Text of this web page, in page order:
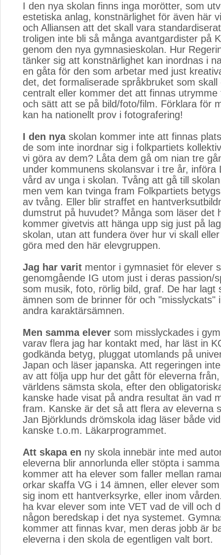
I den nya skolan finns inga morötter, som
estetiska anlag, konstnärlighet för även här
och Alliansen att det skall vara
troligen inte bli så många avantgardister på
genom den nya gymnasieskolan. Hur
tänker sig att konstnärlighet kan inordnas i
en gåta för den som arbetar med just
det, det formaliserade språkbruket som skall
centralt eller kommer det att finnas utrymme
och sätt att se på bild/foto/film. Förklara för
kan ha nationellt prov i fotografering!
I den nyaskolan kommer inte att finnas
de som inte inordnar sig i folkpartiets
vi göra av dem? Låta dem gå om nian tre
under kommunens skolansvar i tre år, införa
vård av unga i skolan. Tvång att gå till
men vem kan tvinga fram Folkpartiets
av tvång. Eller blir straffet en
dumstrut på huvudet? Många som läser det
kommer givetvis att hänga upp sig just på
skolan, utan att fundera över hur vi skall
göra med den här elevgruppen.
Jag har varit mentor i gymnasiet för elever
genomgående IG utom just i deras passion/
som musik, foto, rörlig bild, graf. De har lagt
ämnen som de brinner för och "misslyckats"
andra karaktärsämnen.
Men samma elever som misslyckades i
varav flera jag har kontakt med, har läst in
godkända betyg, pluggat utomlands på
Japan och läser japanska. Att regeringen
av att följa upp hur det gått för eleverna
världens sämsta skola, efter den
kanske hade visat på andra resultat än vad
fram. Kanske är det så att flera av eleverna
Jan Björklunds drömskola idag läser både
kanske t.o.m. Läkarprogrammet.
Att skapa en ny skola innebär inte med
eleverna blir annorlunda eller stöpta i
kommer att ha elever som faller mellan
orkar skaffa VG i 14 ämnen, eller elever
sig inom ett hantverksyrke, eller inom
ha kvar elever som inte VET vad de vill och
någon beredskap i det nya systemet.
kommer att finnas kvar, men deras jobb är
eleverna i den skola de egentligen valt bort.